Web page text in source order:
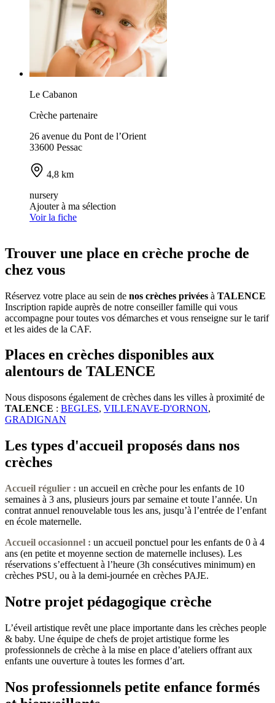
Le Cabanon
Crèche partenaire
26 avenue du Pont de l’Orient
33600 Pessac
4,8 km
nursery
Ajouter à ma sélection
Voir la fiche
Trouver une place en crèche proche de
chez vous
Réservez votre place au sein de nos crèches privées à TALENCE
Inscription rapide auprès de notre conseiller famille qui vous
accompagne pour toutes vos démarches et vous renseigne sur le tarif
et les aides de la CAF.
Places en crèches disponibles aux
alentours de TALENCE
Nous disposons également de crèches dans les villes à proximité de
TALENCE : BEGLES, VILLENAVE-D'ORNON,
GRADIGNAN
Les types d'accueil proposés dans nos
crèches
Accueil régulier : un accueil en crèche pour les enfants de 10
semaines à 3 ans, plusieurs jours par semaine et toute l’année. Un
contrat annuel renouvelable tous les ans, jusqu’à l’entrée de l’enfant
en école maternelle.
Accueil occasionnel : un accueil ponctuel pour les enfants de 0 à 4
ans (en petite et moyenne section de maternelle incluses). Les
réservations s’effectuent à l’heure (3h consécutives minimum) en
crèches PSU, ou à la demi-journée en crèches PAJE.
Notre projet pédagogique crèche
L’éveil artistique revêt une place importante dans les crèches people
& baby. Une équipe de chefs de projet artistique forme les
professionnels de crèche à la mise en place d’ateliers offrant aux
enfants une ouverture à toutes les formes d’art.
Nos professionnels petite enfance formés